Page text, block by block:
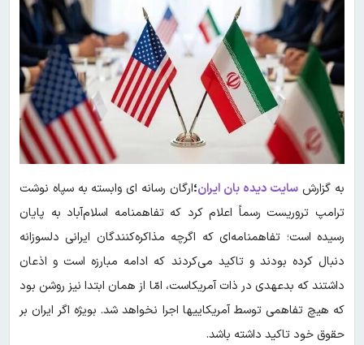
به گزارش سایت دیده بان ایران؛ارگان رسانه ای وابسته به سپاه نوشت
ترامپ تروریست رسماً اعلام کرد که تفاهمنامه اسلام‌آباد به پایان
رسیده است؛ تفاهمنامه‌ای که اگرچه مذاکره‌کنندگان ایرانی دلسوزانه
دنبال کرده بودند و تاکید می‌کردند که ادامه مبارزه است و اذعان
داشتند که بدعهدی در ذات آمریکاست، امّا از همان ابتدا نیز روشن بود
که هیچ‌ تفاهمی توسط آمریکاییها اجرا نخواهد شد. بویژه اگر‌ ایران بر
حقوق خود تاکید داشته باشد.